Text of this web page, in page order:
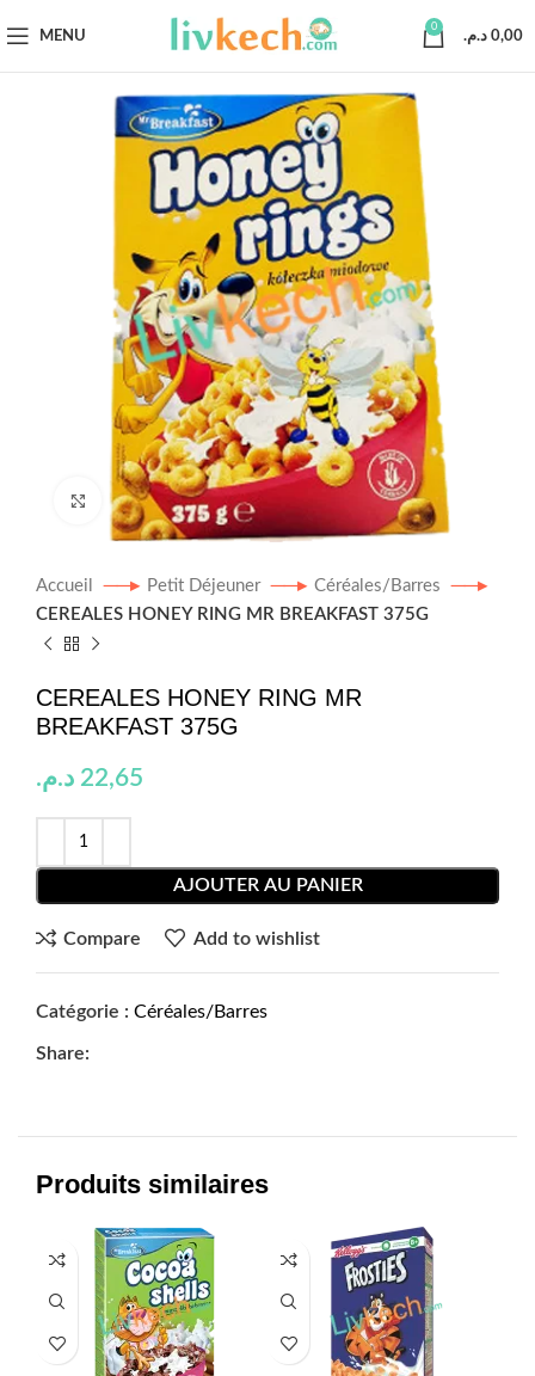
MENU
0
0,00 د.م.
Click to enlarge
Accueil Petit Déjeuner
Céréales/Barres
CEREALES HONEY RING MR BREAKFAST 375G
CEREALES HONEY RING MR
BREAKFAST 375G
22,65 د.م.
AJOUTER AU PANIER
Compare Add to wishlist
Catégorie : Céréales/Barres
Share:
Produits similaires